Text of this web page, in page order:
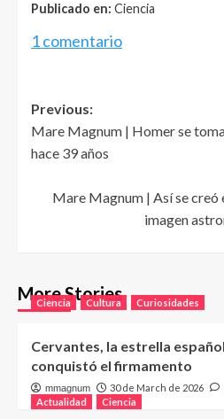
Publicado en: Ciencia
1 comentario
Post
navigation
Previous:
Mare Magnum | Homer se
hace 39 años
Mare Magnum | Así se
imagen
More Stories
Ciencia Cultura Curiosidades
Cervantes, la estrella
conquistó el firmamento
mmagnum 30 de March de 2026
Actualidad Ciencia